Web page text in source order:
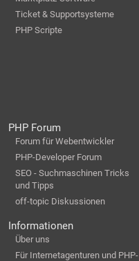
Ticket & Supportsysteme
PHP Scripte
PHP Forum
Forum für Webentwickler
PHP-Developer Forum
SEO - Suchmaschinen Tricks
und Tipps
off-topic Diskussionen
Informationen
Über uns
Für Internetagenturen und PHP-